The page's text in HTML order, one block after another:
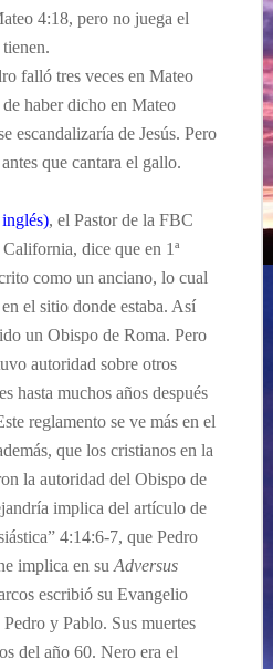
4:18, pero no juega el
falló tres veces en Mateo
haber dicho en Mateo
escandalizaría de Jesús. Pero
que cantara el gallo.
, el Pastor de la FBC
dice que en 1ª
como un anciano, lo cual
el sitio donde estaba. Así
un Obispo de Roma. Pero
autoridad sobre otros
hasta muchos años después
reglamento se ve más en el
que los cristianos en la
la autoridad del Obispo de
implica del artículo de
4:14:6-7, que Pedro
implica en su Adversus
escribió su Evangelio
y Pablo. Sus muertes
del año 60. Nero era el